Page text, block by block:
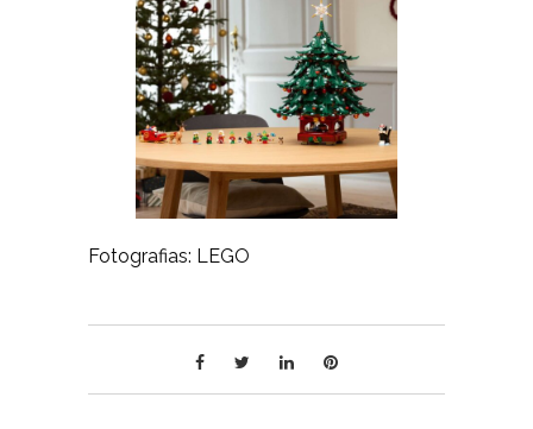
Fotografias: LEGO